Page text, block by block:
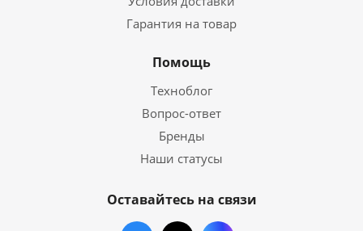
Гарантия на товар
Помощь
Техноблог
Вопрос-ответ
Бренды
Наши статусы
Оставайтесь на связи